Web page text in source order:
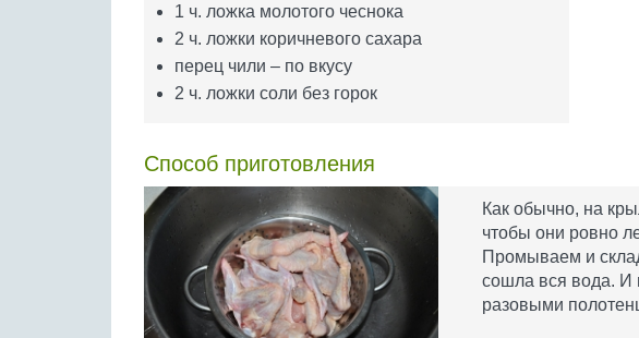
1 ч. ложка молотого чеснока
2 ч. ложки коричневого сахара
перец чили – по вкусу
2 ч. ложки соли без горок
Способ приготовления
Как обычно, на
чтобы они ровно
Промываем и
сошла вся вода.
разовыми